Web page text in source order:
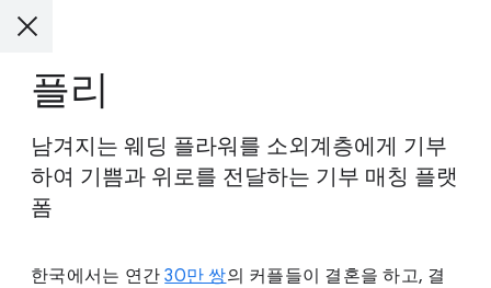
플리
남겨지는 웨딩 플라워를 소외계층에게 기부
하여 기쁨과 위로를 전달하는 기부 매칭 플랫
폼
한국에서는 연간30만 쌍의 커플들이 결혼을 하고, 결